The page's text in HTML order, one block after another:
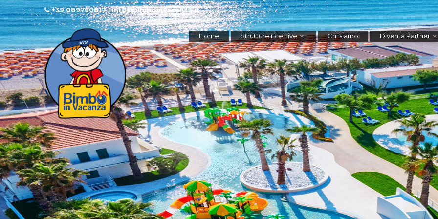
+39 089790817 | info@bimboinvacanza.it
Home Strutture ricettive Chi siamo Diventa Partner